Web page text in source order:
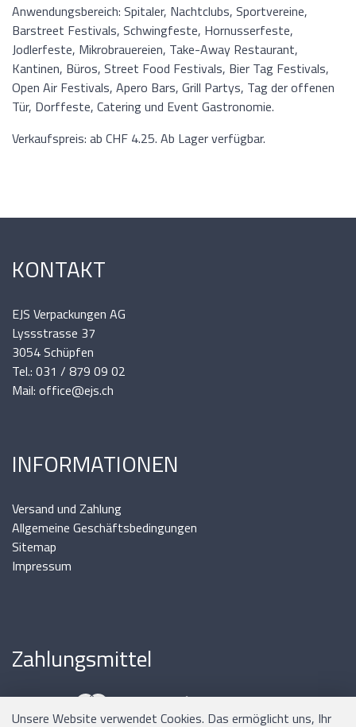
Anwendungsbereich: Spitaler, Nachtclubs, Sportvereine,
Barstreet Festivals, Schwingfeste, Hornusserfeste,
Jodlerfeste, Mikrobrauereien, Take-Away Restaurant,
Kantinen, Büros, Street Food Festivals, Bier Tag Festivals,
Open Air Festivals, Apero Bars, Grill Partys, Tag der offenen
Tür, Dorffeste, Catering und Event Gastronomie.
Verkaufspreis: ab CHF 4.25. Ab Lager verfügbar.
KONTAKT
EJS Verpackungen AG
Lyssstrasse 37
3054 Schüpfen
Tel.: 031 / 879 09 02
Mail: office@ejs.ch
INFORMATIONEN
Versand und Zahlung
Allgemeine Geschäftsbedingungen
Sitemap
Impressum
Zahlungsmittel
Unsere Website verwendet Cookies. Das ermöglicht uns, Ihr